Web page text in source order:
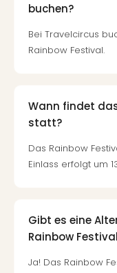
buchen?
Bei Travelcircus
Rainbow Festival.
Wann findet
statt?
Das Rainbow
Einlass erfolgt um
Gibt es eine
Rainbow
Ja! Das Rainbow